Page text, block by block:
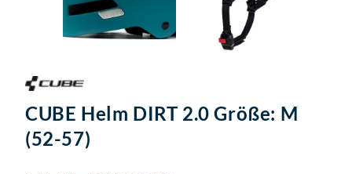
CUBE Helm DIRT 2.0 Größe: M
(52-57)